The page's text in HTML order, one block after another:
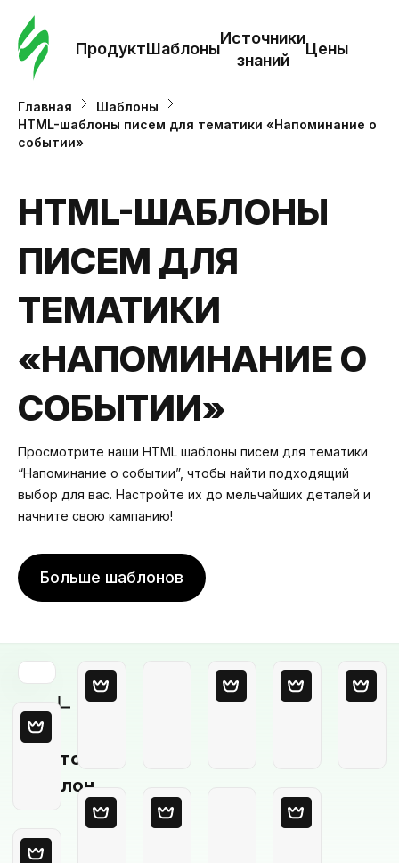
ПродуктШаблоны
Источники
знаний
Цены
Главная
Шаблоны
HTML-шаблоны писем для тематики «Напоминание о
событии»
HTML-ШАБЛОНЫ
ПИСЕМ ДЛЯ
ТЕМАТИКИ
«НАПОМИНАНИЕ О
СОБЫТИИ»
Просмотрите наши HTML шаблоны писем для тематики
“Напоминание о событии”, чтобы найти подходящий
выбор для вас. Настройте их до мельчайших деталей и
начните свою кампанию!
Больше шаблонов
Пустой
шаблон